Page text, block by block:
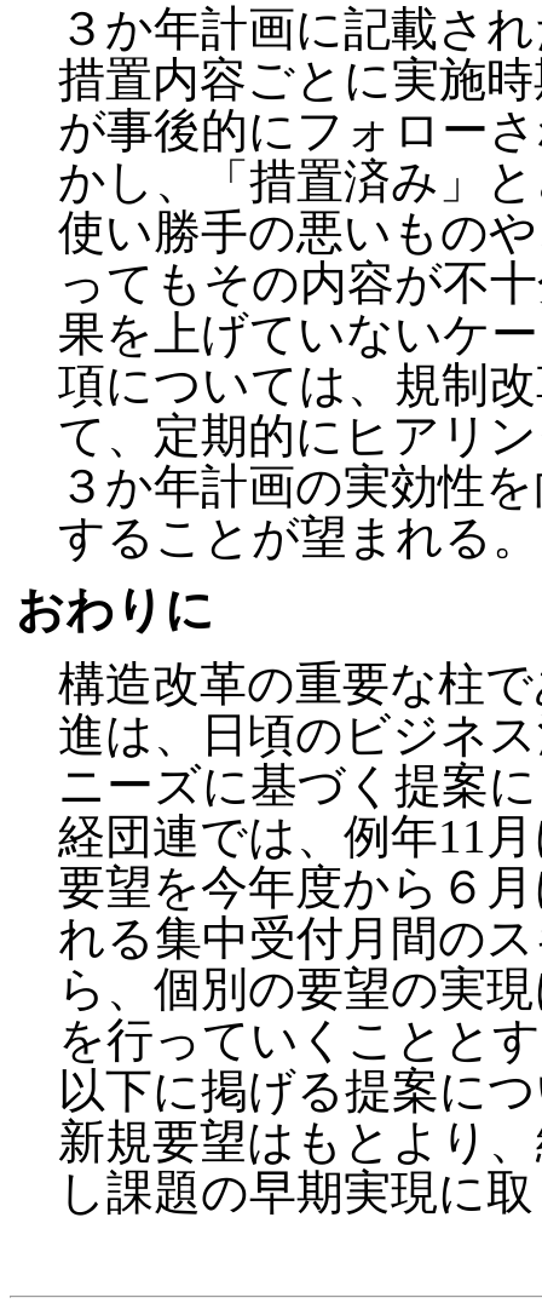
３か年計画に記載さ
措置内容ごとに実施
が事後的にフォロー
かし、「措置済み」
使い勝手の悪いもの
ってもその内容が不
果を上げていないケ
項については、規制
て、定期的にヒアリ
３か年計画の実効性
することが望まれる。
おわりに
構造改革の重要な柱
進は、日頃のビジネ
ニーズに基づく提案
経団連では、例年11
要望を今年度から６
れる集中受付月間の
ら、個別の要望の実
を行っていくことと
以下に掲げる提案に
新規要望はもとより
し課題の早期実現に